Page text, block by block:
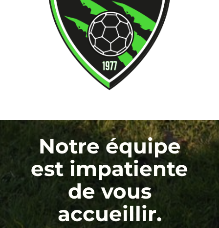
Notre équipe
est impatiente
de vous
accueillir.